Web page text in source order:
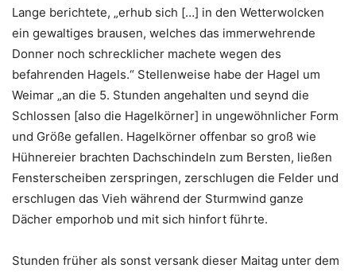
Lange berichtete, „erhub sich […] in den Wetterwolcken
ein gewaltiges brausen, welches das immerwehrende
Donner noch schrecklicher machete wegen des
befahrenden Hagels.“ Stellenweise habe der Hagel um
Weimar „an die 5. Stunden angehalten und seynd die
Schlossen [also die Hagelkörner] in ungewöhnlicher Form
und Größe gefallen. Hagelkörner offenbar so groß wie
Hühnereier brachten Dachschindeln zum Bersten, ließen
Fensterscheiben zerspringen, zerschlugen die Felder und
erschlugen das Vieh während der Sturmwind ganze
Dächer emporhob und mit sich hinfort führte.
Stunden früher als sonst versank dieser Maitag unter dem